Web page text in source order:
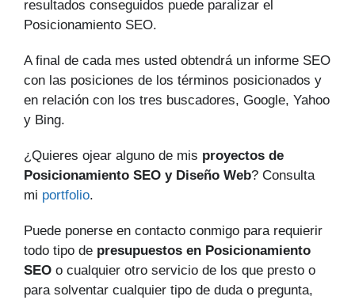
resultados conseguidos puede paralizar el
Posicionamiento SEO.
A final de cada mes usted obtendrá un informe SEO
con las posiciones de los términos posicionados y
en relación con los tres buscadores, Google, Yahoo
y Bing.
¿Quieres ojear alguno de mis proyectos de
Posicionamiento SEO y Diseño Web? Consulta
mi portfolio.
Puede ponerse en contacto conmigo para requierir
todo tipo de presupuestos en Posicionamiento
SEO o cualquier otro servicio de los que presto o
para solventar cualquier tipo de duda o pregunta,